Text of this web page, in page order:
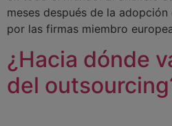
meses después de la
por las firmas miembro
¿Hacia dónde
del